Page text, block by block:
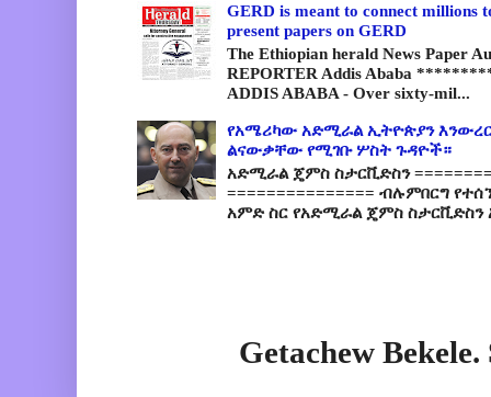
GERD is meant to connect millions
present papers on GERD
The Ethiopian herald News Paper
REPORTER Addis Ababa
ADDIS ABABA - Over sixty-mil...
የአሜሪካው አድሚራል ኢትዮጵያን
ልናውቃቸው የሚገቡ ሦስት ጉዳዮች።
አድሚራል ጄምስ ስታርቪድስን
=============== ብሉምበርግ
አምድ ስር የአድሚራል ጄምስ ስታርቪድስን
Getachew